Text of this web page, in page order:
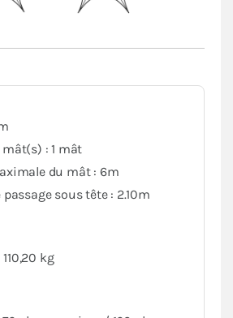
: 1 mât
du mât : 6m
sous tête : 2.10m
kg